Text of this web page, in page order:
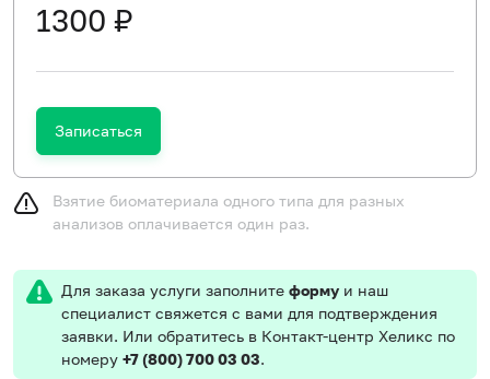
1300 ₽
Записаться
Взятие биоматериала одного типа для разных
анализов оплачивается один раз.
Для заказа услуги заполните форму и наш
специалист свяжется с вами для подтверждения
заявки. Или обратитесь в Контакт-центр Хеликс по
номеру +7 (800) 700 03 03.